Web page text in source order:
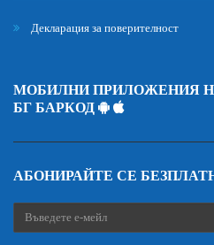
Декларация за поверителност
МОБИЛНИ ПРИЛОЖЕНИЯ
БГ БАРКОД
АБОНИРАЙТЕ СЕ